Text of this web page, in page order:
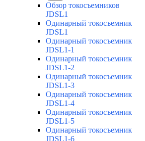
Обзор токосъемников
JDSL1
Одинарный токосъемник
JDSL1
Одинарный токосъемник
JDSL1-1
Одинарный токосъемник
JDSL1-2
Одинарный токосъемник
JDSL1-3
Одинарный токосъемник
JDSL1-4
Одинарный токосъемник
JDSL1-5
Одинарный токосъемник
JDSL1-6